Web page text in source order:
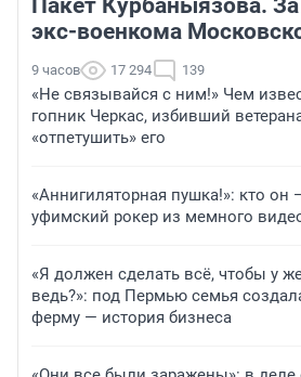
Пакет Курбаныязова.
экс-военкома
9 часов 17 294 139
«Не связывайся с ним!» Чем
гопник Черкас, избивший
«отпетушить» его
«Аннигиляторная пушка!»: кто он
уфимский рокер из мемного
«Я должен сделать всё, чтобы у
ведь?»: под Пермью семья
ферму — история бизнеса